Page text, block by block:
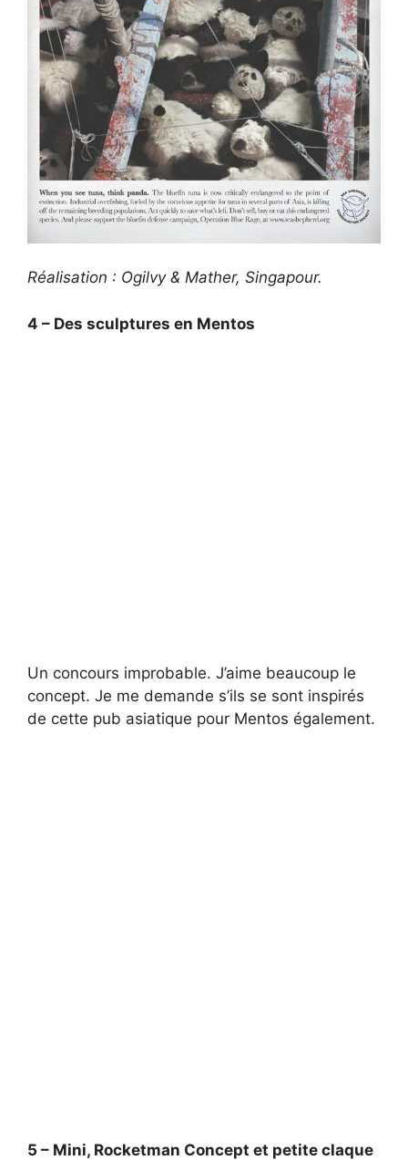
Réalisation : Ogilvy & Mather, Singapour.
4 – Des sculptures en Mentos
Un concours improbable. J’aime beaucoup le
concept. Je me demande s’ils se sont inspirés
de cette pub asiatique pour Mentos également.
5 – Mini, Rocketman Concept et petite claque